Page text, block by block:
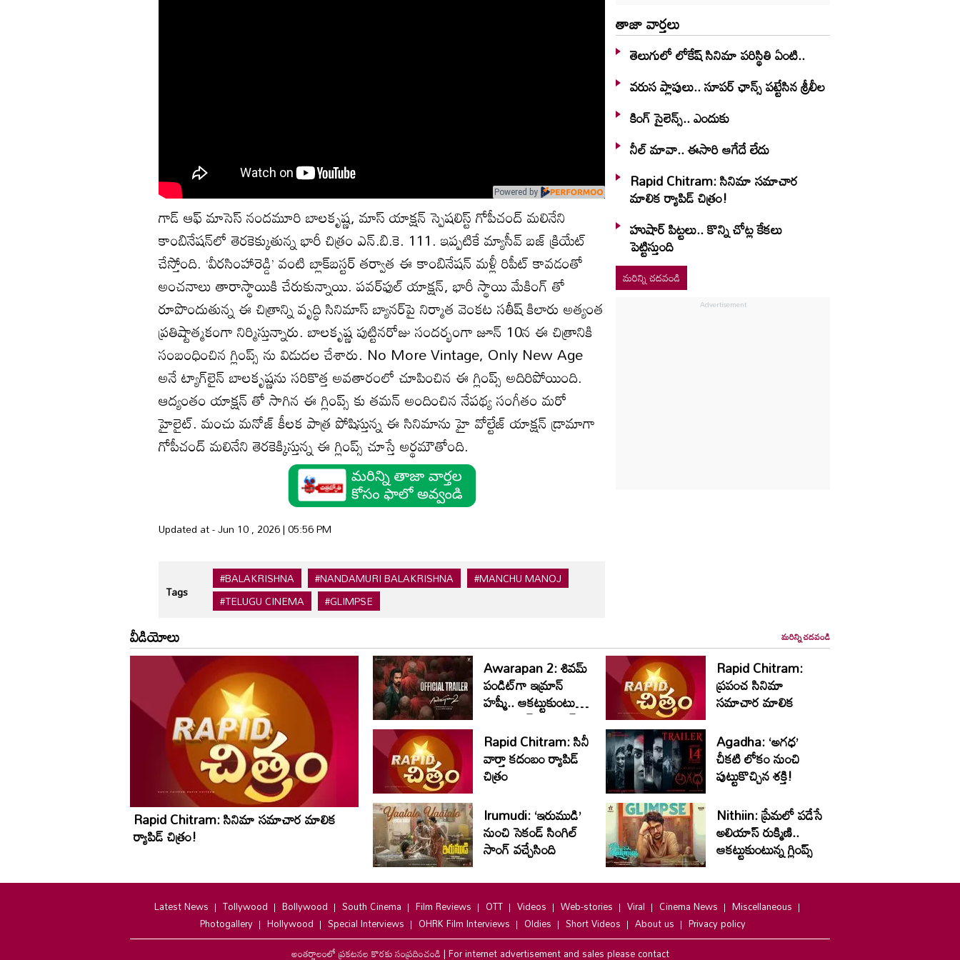
Powered by
గాడ్ ఆఫ్ మాసెస్ నందమూరి బాలకృష్ణ, మాస్ యాక్షన్ స్పెషలిస్ట్ గోపీచంద్ మలినేని
కాంబినేషన్‌లో తెరకెక్కుతున్న భారీ చిత్రం ఎన్.బి.కె. 111. ఇప్పటికే మ్యాసీవ్ బజ్ క్రియేట్
చేస్తోంది. ‘వీరసింహారెడ్డి’ వంటి బ్లాక్‌బస్టర్ తర్వాత ఈ కాంబినేషన్ మళ్లీ రిపీట్ కావడంతో
అంచనాలు తారాస్థాయికి చేరుకున్నాయి. పవర్‌ఫుల్ యాక్షన్, భారీ స్థాయి మేకింగ్ తో
రూపొందుతున్న ఈ చిత్రాన్ని వృద్ధి సినిమాస్ బ్యానర్‌పై నిర్మాత వెంకట సతీష్ కిలారు అత్యంత
ప్రతిష్టాత్మకంగా నిర్మిస్తున్నారు. బాలకృష్ణ పుట్టినరోజు సందర్భంగా జూన్ 10న ఈ చిత్రానికి
సంబంధించిన గ్లింప్స్ ను విడుదల చేశారు. No More Vintage, Only New Age
అనే ట్యాగ్‌లైన్ బాలకృష్ణను సరికొత్త అవతారంలో చూపించిన ఈ గ్లింప్స్ అదిరిపోయింది.
ఆద్యంతం యాక్షన్ తో సాగిన ఈ గ్లింప్స్ కు తమన్ అందించిన నేపథ్య సంగీతం మరో
హైలైట్‌. మంచు మనోజ్‌ కీలక పాత్ర పోషిస్తున్న ఈ సినిమాను హై వోల్టేజ్‌ యాక్షన్ డ్రామాగా
గోపీచంద్‌ మలినేని తెరకెక్కిస్తున్న ఈ గ్లింప్స్ చూస్తే అర్థమౌతోంది.
Updated at - Jun 10 , 2026 | 05:56 PM
Tags
#BALAKRISHNA #NANDAMURI BALAKRISHNA
#MANCHU MANOJ
#TELUGU CINEMA
#GLIMPSE
తాజా వార్తలు
తెలుగులో లోకేష్ సినిమా పరిస్థితి ఏంటి..
వరుస ప్లాపులు.. సూపర్ ఛాన్స్ పట్టేసిన శ్రీలీల
కింగ్ సైలెన్స్.. ఎందుకు
నీల్ మావా.. ఈసారి ఆగేదే లేదు
Rapid Chitram: సినిమా సమాచార
మాలిక ర్యాపిడ్ చిత్రం!
హుషార్‌ పిట్టలు.. కొన్ని చోట్ల కేకలు
పెట్టిస్తుంది
మరిన్ని చదవండి
వీడియోలు మరిన్ని చదవండి
Rapid Chitram: సినిమా సమాచార మాలిక
ర్యాపిడ్ చిత్రం!
Awarapan 2: శివమ్
పండిట్‌గా ఇమ్రాన్
హష్మీ.. ఆకట్టుకుంటున్న
‘ఆవారాపన్ 2’ ట్రైలర్
Rapid Chitram:
ప్రపంచ సినిమా
సమాచార మాలిక
Rapid Chitram: సినీ
వార్తా కదంబం ర్యాపిడ్
చిత్రం
Agadha: ‘అగధ’
చీకటి లోకం నుంచి
పుట్టుకొచ్చిన శక్తి!
Irumudi: ‘ఇరుముడి’
నుంచి సెకండ్ సింగిల్
సాంగ్ వచ్చేసింది
Nithiin: ప్రేమలో పడేసే
అలియాస్ రుక్మిణి..
ఆకట్టుకుంటున్న గ్లింప్స్‌
Latest News Tollywood Bollywood South Cinema Film Reviews OTT Videos Web-stories Viral Cinema News
Miscellaneous
Photogallery
Hollywood Special Interviews OHRK Film Interviews Oldies Short Videos About us
Privacy policy
అంతర్జాలంలో ప్రకటనల కొరకు సంప్రదించండి|For internet advertisement and sales please contact